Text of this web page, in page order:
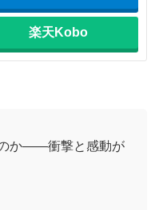
楽天Kobo
か――衝撃と感動が